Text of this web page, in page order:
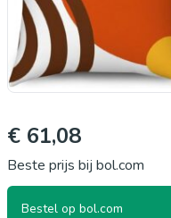
€ 61,08
Beste prijs bij bol.com
Bestel op bol.com